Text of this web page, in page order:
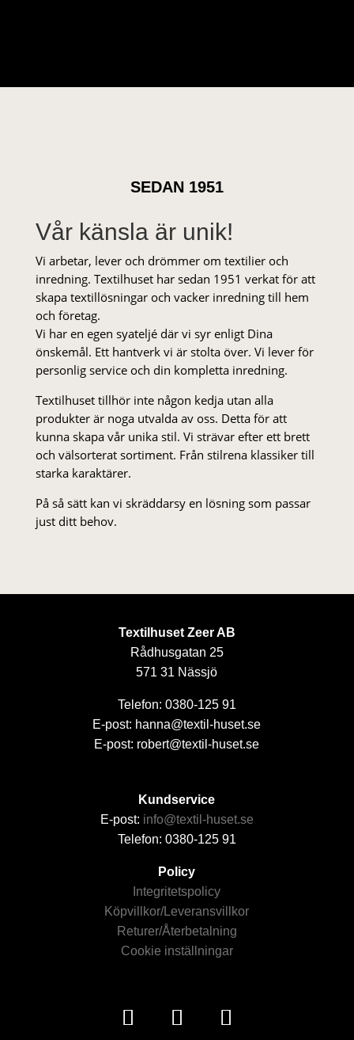
SEDAN 1951
Vår känsla är unik!
Vi arbetar, lever och drömmer om textilier och
inredning. Textilhuset har sedan 1951 verkat för att
skapa textillösningar och vacker inredning till hem
och företag.
Vi har en egen syateljé där vi syr enligt Dina
önskemål. Ett hantverk vi är stolta över. Vi lever för
personlig service och din kompletta inredning.
Textilhuset tillhör inte någon kedja utan alla
produkter är noga utvalda av oss. Detta för att
kunna skapa vår unika stil. Vi strä­var efter ett brett
och välsorterat sor­ti­ment. Från stil­rena klas­siker till
starka karaktärer.
På så sätt kan vi skräddarsy en lösning som passar
just ditt behov.
Textilhuset Zeer AB
Rådhusgatan 25
571 31 Nässjö
Telefon: 0380-125 91
E-post: hanna@textil-huset.se
E-post: robert@textil-huset.se
Kundservice
E-post: info@textil-huset.se
Telefon: 0380-125 91
Policy
Integritetspolicy
Köpvillkor/Leveransvillkor
Returer/Återbetalning
Cookie inställningar